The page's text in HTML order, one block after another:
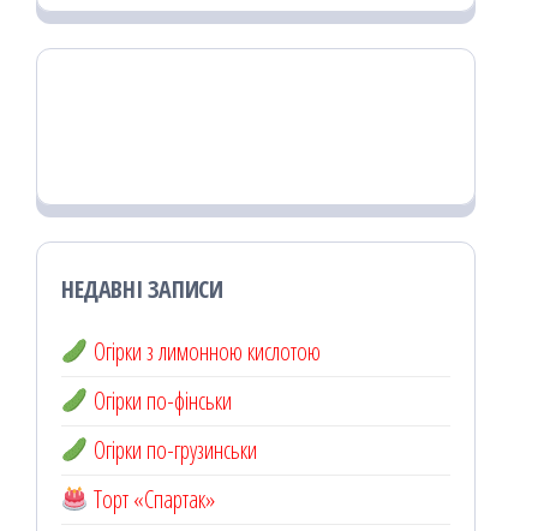
НЕДАВНІ ЗАПИСИ
Огірки з лимонною кислотою
Огірки по-фінськи
Огірки по-грузинськи
Торт «Спартак»